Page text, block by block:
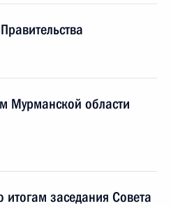
Мурманской области
итогам заседания Совета